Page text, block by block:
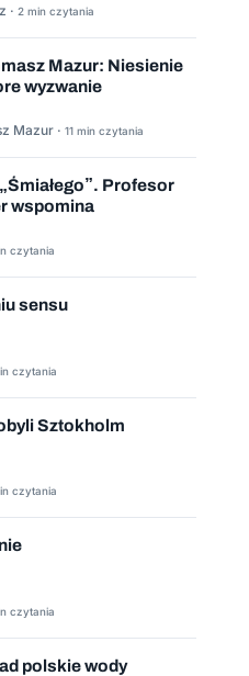
· 2 min czytania
Mazur: Niesienie
wyzwanie
Mazur · 11 min czytania
Profesor
wspomina
czytania
sensu
czytania
Sztokholm
czytania
czytania
polskie wody